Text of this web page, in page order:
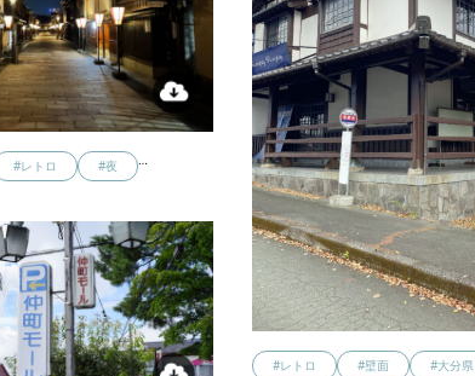
#レトロ #夜 …
#レトロ #壁面 #大分県